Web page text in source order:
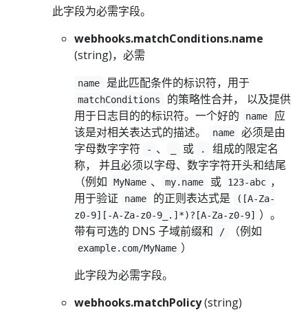
此字段为必需字段。
webhooks.matchConditions.name
(string)，必需
name 是此匹配条件的标识符，用于
matchConditions
的策略性合并， 以及提供
用于日志目的的标识符。一个好的
name
应
该是对相关表达式的描述。
name
必须是由
字母数字字符
- 、 或 .
组成的限定名
称， 并且必须以字母、数字字符开头和结尾
（例如
MyName 、 my.name 或 123-abc ，
用于验证
name 的正则表达式是
([A-Za-
z0-9][-A-Za-z0-9_.]*)?[A-Za-z0-9]
）。
带有可选的 DNS 子域前缀和
/ （例如
example.com/MyName ）
此字段为必需字段。
webhooks.matchPolicy(string)